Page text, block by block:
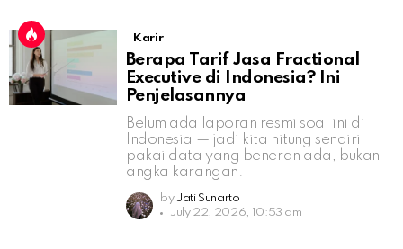
Karir
Berapa Tarif Jasa Fractional
Executive di Indonesia? Ini
Penjelasannya
Belum ada laporan resmi soal ini di
Indonesia — jadi kita hitung sendiri
pakai data yang beneran ada, bukan
angka karangan.
by Jati Sunarto
July 22, 2026, 10:53 am